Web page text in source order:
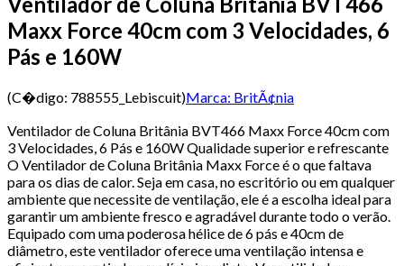
Maxx Force 40cm com 3 Velocidades, 6
Pás e 160W
(C�digo: 788555_Lebiscuit)Marca: BritÃ¢nia
Ventilador de Coluna Britânia BVT466 Maxx Force 40cm com
3 Velocidades, 6 Pás e 160W Qualidade superior e refrescante
O Ventilador de Coluna Britânia Maxx Force é o que faltava
para os dias de calor. Seja em casa, no escritório ou em qualquer
ambiente que necessite de ventilação, ele é a escolha ideal para
garantir um ambiente fresco e agradável durante todo o verão.
Equipado com uma poderosa hélice de 6 pás e 40cm de
diâmetro, este ventilador oferece uma ventilação intensa e